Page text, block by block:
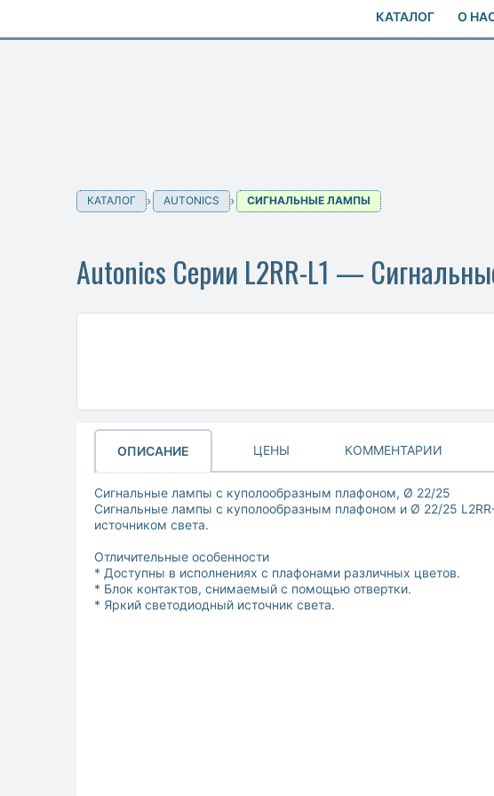
КАТАЛОГ О
КАТАЛОГ AUTONICS СИГНАЛЬНЫЕ ЛАМПЫ
Autonics Серии L2RR-L1 —
ОПИСАНИЕ ЦЕНЫ КОММЕНТАРИИ
Сигнальные лампы с куполообразным плафоном, Ø 22/25
Сигнальные лампы с куполообразным плафоном и Ø 22/25
источником света.
Отличительные особенности
* Доступны в исполнениях с плафонами различных цветов.
* Блок контактов, снимаемый с помощью отвертки.
* Яркий светодиодный источник света.